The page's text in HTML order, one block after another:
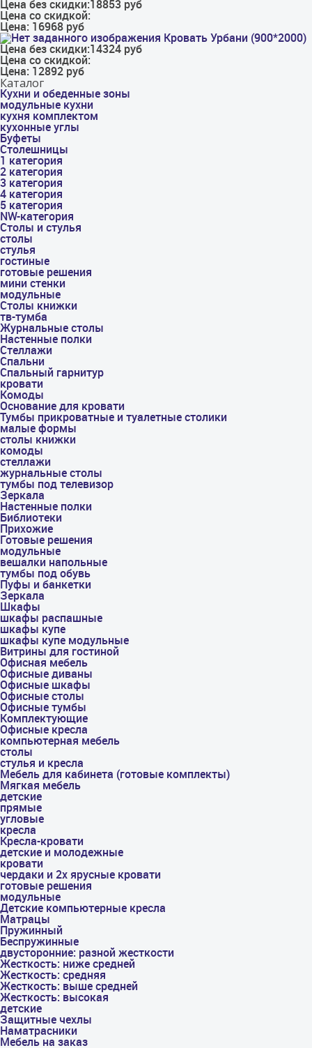
Цена без скидки:18853 руб
Цена со скидкой:
Цена: 16968 руб
Кровать Урбани (900*2000)
Цена без скидки:14324 руб
Цена со скидкой:
Цена: 12892 руб
Каталог
Кухни и обеденные зоны
модульные кухни
кухня комплектом
кухонные углы
Буфеты
Столешницы
1 категория
2 категория
3 категория
4 категория
5 категория
NW-категория
Столы и стулья
столы
стулья
гостиные
готовые решения
мини стенки
модульные
Столы книжки
тв-тумба
Журнальные столы
Настенные полки
Стеллажи
Спальни
Спальный гарнитур
кровати
Комоды
Основание для кровати
Тумбы прикроватные и туалетные столики
малые формы
столы книжки
комоды
стеллажи
журнальные столы
тумбы под телевизор
Зеркала
Настенные полки
Библиотеки
Прихожие
Готовые решения
модульные
вешалки напольные
тумбы под обувь
Пуфы и банкетки
Зеркала
Шкафы
шкафы распашные
шкафы купе
шкафы купе модульные
Витрины для гостиной
Офисная мебель
Офисные диваны
Офисные шкафы
Офисные столы
Офисные тумбы
Комплектующие
Офисные кресла
компьютерная мебель
столы
стулья и кресла
Мебель для кабинета (готовые комплекты)
Мягкая мебель
детские
прямые
угловые
кресла
Кресла-кровати
детские и молодежные
кровати
чердаки и 2х ярусные кровати
готовые решения
модульные
Детские компьютерные кресла
Матрацы
Пружинный
Беспружинные
двусторонние: разной жесткости
Жесткость: ниже средней
Жесткость: средняя
Жесткость: выше средней
Жесткость: высокая
детские
Защитные чехлы
Наматрасники
Мебель на заказ